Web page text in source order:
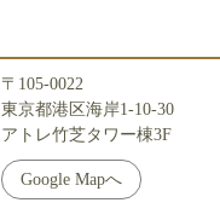
〒105-0022
東京都港区海岸1-10-30
アトレ竹芝タワー棟3F
Google Mapへ